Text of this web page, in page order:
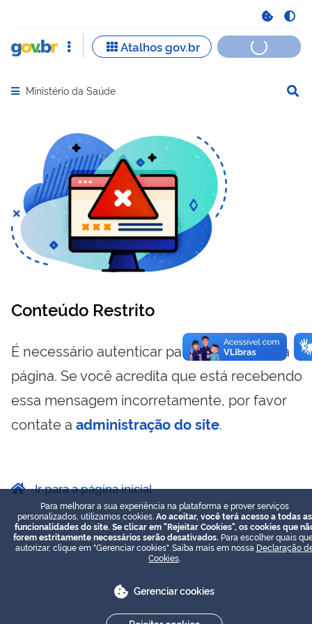
Abrir menu principal de navegação
Ministério da Saúde
Conteúdo Restrito
É necessário autenticar para visualizar essa
página. Se você acredita que está recebendo
essa mensagem incorretamente, por favor
contate a administração do site.
Ir para a página inicial
Para melhorar a sua experiência na plataforma e prover serviços
personalizados, utilizamos cookies. Ao aceitar, você terá acesso a todas as
funcionalidades do site. Se clicar em "Rejeitar Cookies", os cookies que
forem estritamente necessários serão desativados. Para escolher quais
autorizar, clique em "Gerenciar cookies". Saiba mais em nossa Declaração
Cookies
Gerenciar cookies